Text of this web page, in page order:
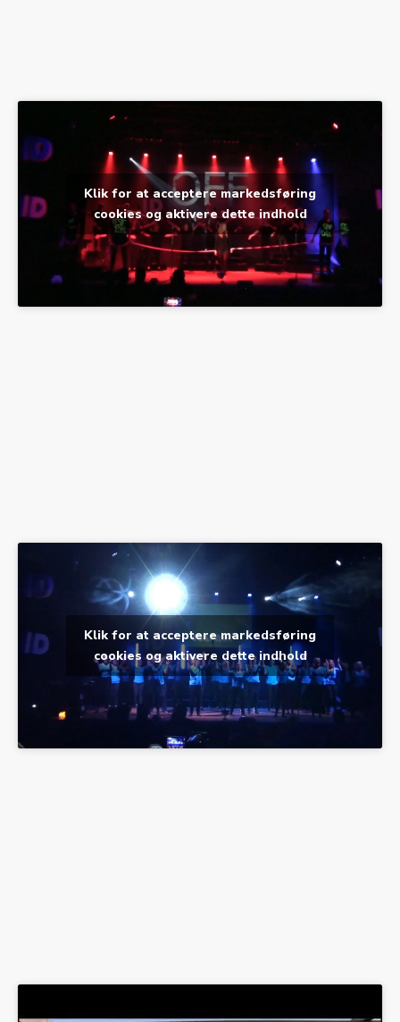
Klik for at acceptere markedsføring
cookies og aktivere dette indhold
Klik for at acceptere markedsføring
cookies og aktivere dette indhold